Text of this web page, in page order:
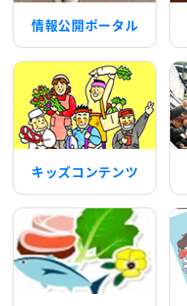
情報公開ポータル
キッズコンテンツ